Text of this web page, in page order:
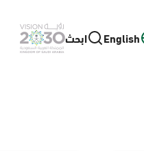
English ابحث